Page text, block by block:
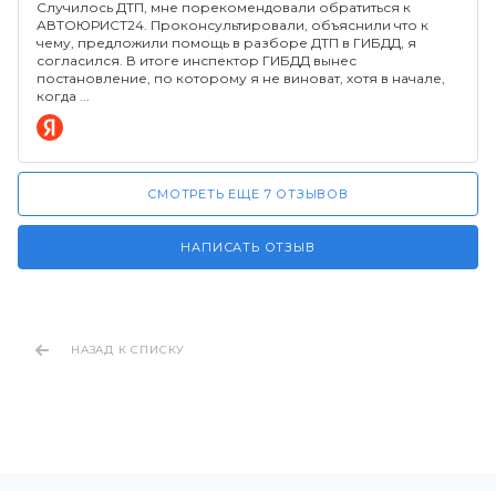
Случилось ДТП, мне порекомендовали обратиться к
АВТОЮРИСТ24. Проконсультировали, объяснили что к
чему, предложили помощь в разборе ДТП в ГИБДД, я
согласился. В итоге инспектор ГИБДД вынес
постановление, по которому я не виноват, хотя в начале,
когда
СМОТРЕТЬ ЕЩЕ 7 ОТЗЫВОВ
НАПИСАТЬ ОТЗЫВ
НАЗАД К СПИСКУ